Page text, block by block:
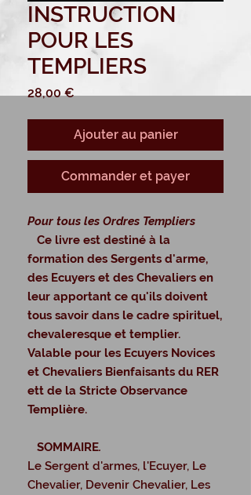
INSTRUCTION
POUR LES
TEMPLIERS
28,00 €Prix
Ajouter au panier
Commander et payer
Pour tous les Ordres Templiers
Ce livre est destiné à la
formation des Sergents d'arme,
des Ecuyers et des Chevaliers en
leur apportant ce qu'ils doivent
tous savoir dans le cadre spirituel,
chevaleresque et templier.
Valable pour les Ecuyers Novices
et Chevaliers Bienfaisants du RER
ett de la Stricte Observance
Templière.
SOMMAIRE.
Le Sergent d'armes, l'Ecuyer, Le
Chevalier, Devenir Chevalier, Les